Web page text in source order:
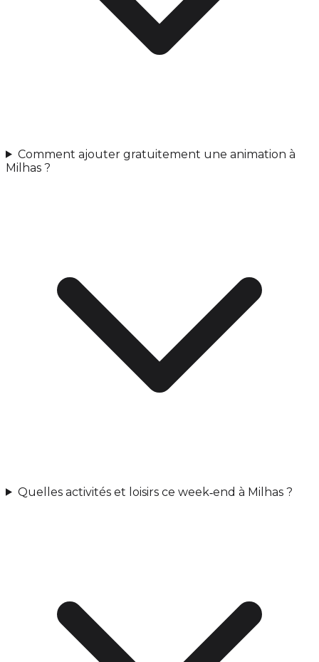
Comment ajouter gratuitement une animation à
Milhas ?
Quelles activités et loisirs ce week‑end à Milhas ?